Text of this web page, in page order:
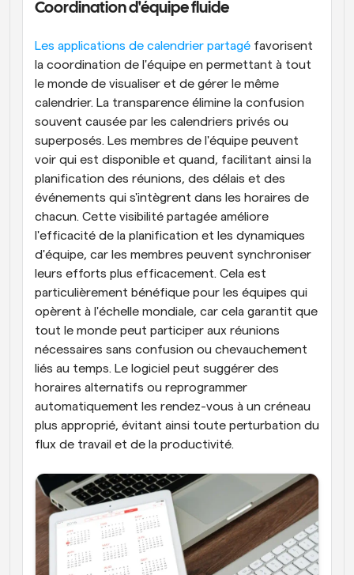
Coordination d'équipe fluide
Les applications de calendrier partagé favorisent
la coordination de l'équipe en permettant à tout
le monde de visualiser et de gérer le même
calendrier. La transparence élimine la confusion
souvent causée par les calendriers privés ou
superposés. Les membres de l'équipe peuvent
voir qui est disponible et quand, facilitant ainsi la
planification des réunions, des délais et des
événements qui s'intègrent dans les horaires de
chacun. Cette visibilité partagée améliore
l'efficacité de la planification et les dynamiques
d'équipe, car les membres peuvent synchroniser
leurs efforts plus efficacement. Cela est
particulièrement bénéfique pour les équipes qui
opèrent à l'échelle mondiale, car cela garantit que
tout le monde peut participer aux réunions
nécessaires sans confusion ou chevauchement
liés au temps. Le logiciel peut suggérer des
horaires alternatifs ou reprogrammer
automatiquement les rendez-vous à un créneau
plus approprié, évitant ainsi toute perturbation du
flux de travail et de la productivité.